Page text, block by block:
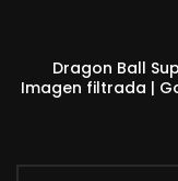
Dragon Ball
Imagen filtrada |